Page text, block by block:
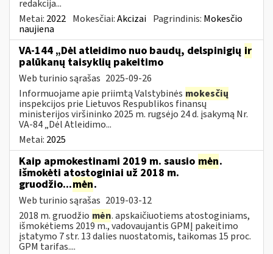
redakcija...
Metai: 2022 Mokesčiai:Akcizai Pagrindinis: Mokesčio
naujiena
VA-144 „Dėl atleidimo nuo baudų, delspinigių ir
palūkanų taisyklių pakeitimo
Web turinio sąrašas 2025-09-26
Informuojame apie priimtą Valstybinės mokesčių
inspekcijos prie Lietuvos Respublikos finansų
ministerijos viršininko 2025 m. rugsėjo 24 d. įsakymą Nr.
VA-84 „Dėl Atleidimo...
Metai: 2025
Kaip apmokestinami 2019 m. sausio mėn.
išmokėti atostoginiai už 2018 m.
gruodžio...mėn.
Web turinio sąrašas 2019-03-12
2018 m. gruodžio mėn. apskaičiuotiems atostoginiams,
išmokėtiems 2019 m., vadovaujantis GPMĮ pakeitimo
įstatymo 7 str. 13 dalies nuostatomis, taikomas 15 proc.
GPM tarifas....